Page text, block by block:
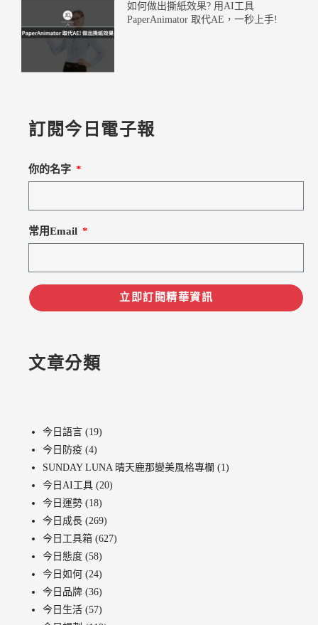
如何做出撕紙效果? 用AI工具
PaperAnimator 取代AE，一秒上手!
訂閱今日電子報
你的名字
常用Email
立即訂閱精華資訊
文章分類
今日語言 (19)
今日防疫 (4)
SUNDAY LUNA 晴天鹿那變美風格專欄 (1)
今日AI工具 (20)
今日運勢 (18)
今日成長 (269)
今日工具箱 (627)
今日態度 (58)
今日如何 (24)
今日品牌 (36)
今日生活 (57)